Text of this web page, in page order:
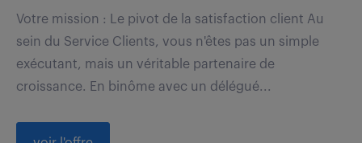
Votre mission : Le pivot de la satisfaction client Au
sein du Service Clients, vous n'êtes pas un simple
exécutant, mais un véritable partenaire de
croissance. En binôme avec un délégué...